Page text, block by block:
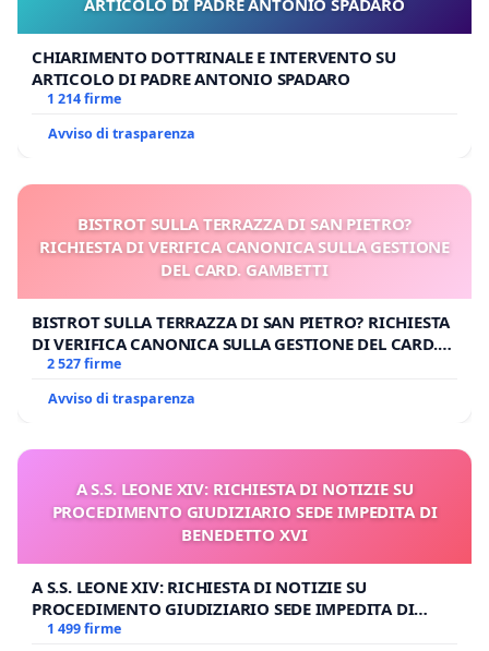
CHIARIMENTO DOTTRINALE E INTERVENTO SU
ARTICOLO DI PADRE ANTONIO SPADARO
1 214 firme
Avviso di trasparenza
BISTROT SULLA TERRAZZA DI SAN PIETRO?
RICHIESTA DI VERIFICA CANONICA SULLA GESTIONE
DEL CARD. GAMBETTI
BISTROT SULLA TERRAZZA DI SAN PIETRO? RICHIESTA
DI VERIFICA CANONICA SULLA GESTIONE DEL CARD.
GAMBETTI
2 527 firme
Avviso di trasparenza
A S.S. LEONE XIV: RICHIESTA DI NOTIZIE SU
PROCEDIMENTO GIUDIZIARIO SEDE IMPEDITA DI
BENEDETTO XVI
A S.S. LEONE XIV: RICHIESTA DI NOTIZIE SU
PROCEDIMENTO GIUDIZIARIO SEDE IMPEDITA DI
BENEDETTO XVI
1 499 firme